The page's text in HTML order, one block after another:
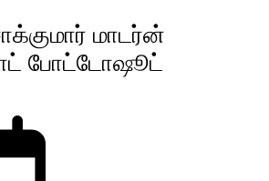
மாடர்ன்
போட்டோஷூட்